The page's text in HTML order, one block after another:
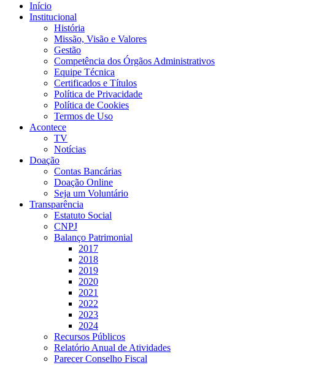
Início
Institucional
História
Missão, Visão e Valores
Gestão
Competência dos Órgãos Administrativos
Equipe Técnica
Certificados e Títulos
Política de Privacidade
Política de Cookies
Termos de Uso
Acontece
TV
Notícias
Doação
Contas Bancárias
Doação Online
Seja um Voluntário
Transparência
Estatuto Social
CNPJ
Balanço Patrimonial
2017
2018
2019
2020
2021
2022
2023
2024
Recursos Públicos
Relatório Anual de Atividades
Parecer Conselho Fiscal